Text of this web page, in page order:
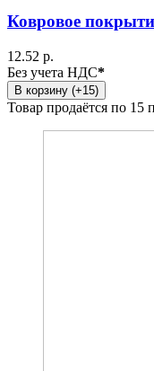
Ковровое
12.52 р.
Без учета НДС*
В корзину (+15)
Товар продаётся по 15